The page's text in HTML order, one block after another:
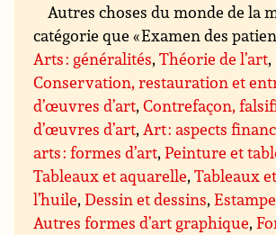
Autres choses du monde de la
catégorie que « Examen des
Arts : généralités,Théorie de l’art,
Conservation, restauration et
d’œuvres d’art,Contrefaçon,
d’œuvres d’art,Art : aspects
arts : formes d’art,Peinture et
Tableaux et aquarelle,Tableaux
l’huile,Dessin et dessins,
Autres formes d’art graphique,